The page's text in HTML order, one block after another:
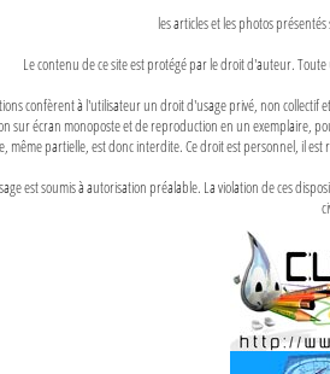
les articles et les photos
Le contenu de ce site est protégé par le droit d'auteur.
confèrent à l'utilisateur un droit d'usage privé, non
sur écran monoposte et de reproduction en un exemplaire,
même partielle, est donc interdite. Ce droit est personnel, il
est soumis à autorisation préalable. La violation de ces